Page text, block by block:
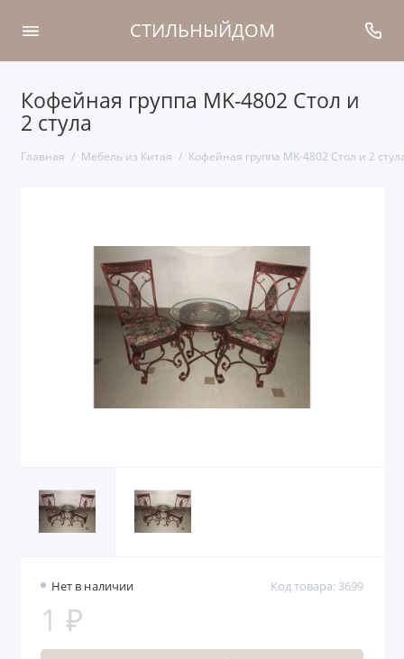
СТИЛЬНЫЙДОМ
Кофейная группа MK-4802 Стол и
2 стула
Главная Мебель из Китая Кофейная группа MK-4802 Стол и 2
Нет в наличии Код товара: 3699
1 ₽